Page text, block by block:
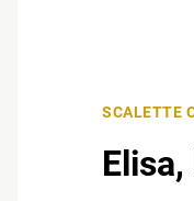
SCALETTE